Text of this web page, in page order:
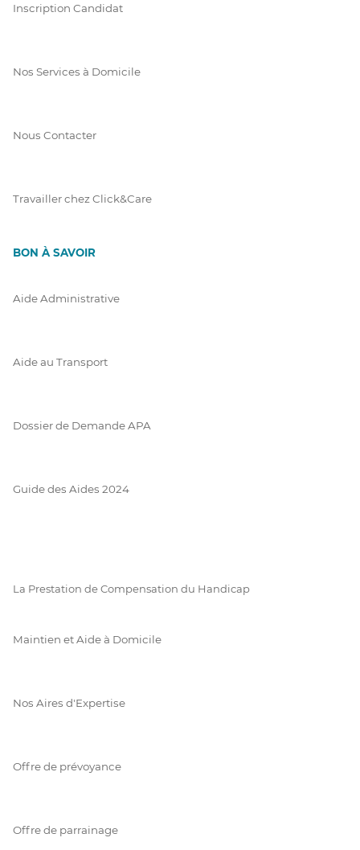
Inscription Candidat
Nos Services à Domicile
Nous Contacter
Travailler chez Click&Care
BON À SAVOIR
Aide Administrative
Aide au Transport
Dossier de Demande APA
Guide des Aides 2024
La Prestation de Compensation du Handicap
Maintien et Aide à Domicile
Nos Aires d'Expertise
Offre de prévoyance
Offre de parrainage